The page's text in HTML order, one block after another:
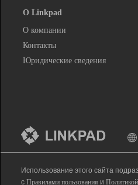
О Linkpad
О компании
Контакты
Юридические сведения
Использование этого сайта
с Правилами пользования и